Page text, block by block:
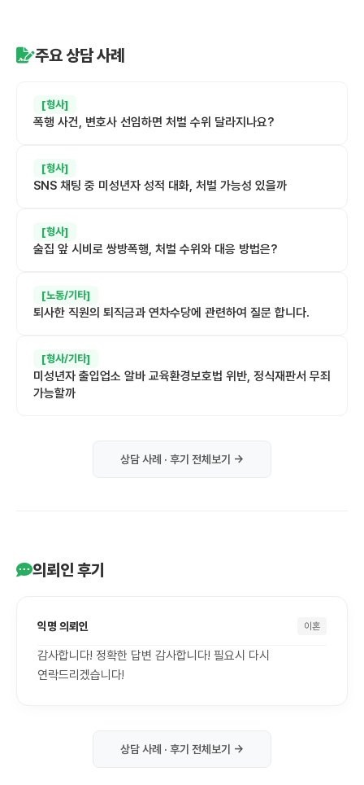
주요 상담 사례
[형사]
폭행 사건, 변호사 선임하면 처벌 수위 달라지나요?
[형사]
SNS 채팅 중 미성년자 성적 대화, 처벌 가능성 있을까
[형사]
술집 앞 시비로 쌍방폭행, 처벌 수위와 대응 방법은?
[노동/기타]
퇴사한 직원의 퇴직금과 연차수당에 관련하여 질문 합니다.
[형사/기타]
미성년자 출입업소 알바 교육환경보호법 위반, 정식재판서 무죄
가능할까
상담 사례 · 후기 전체보기 →
의뢰인 후기
익명 의뢰인 이혼
감사합니다! 정확한 답변 감사합니다! 필요시 다시
연락드리겠습니다!
상담 사례 · 후기 전체보기 →